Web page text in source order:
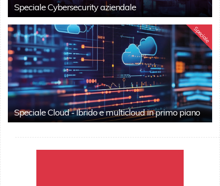
Speciale Cybersecurity aziendale
Speciale
Speciale Cloud - Ibrido e multicloud in primo piano